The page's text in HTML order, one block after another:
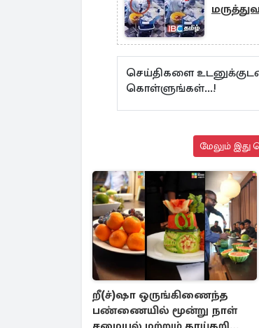
செய்திகளை
கொள்ளுங்கள்...!
மேலும் இது
றீ(ச்)ஷா ஒருங்கிணைந்த
பண்ணையில் மூன்று நாள்